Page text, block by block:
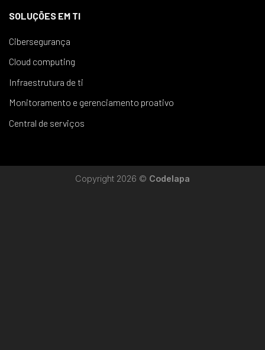
SOLUÇÕES EM TI
Cibersegurança
Cloud computing
Infraestrutura de ti
Monitoramento e gerenciamento proativo
Central de serviços
Copyright 2026 © Codelapa